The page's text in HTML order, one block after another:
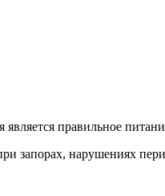
правильное
запорах, нарушениях